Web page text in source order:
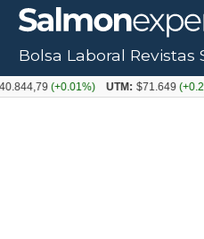
Bolsa Laboral Revistas
(+0.01%) UTM: $71.649(+0.20%)